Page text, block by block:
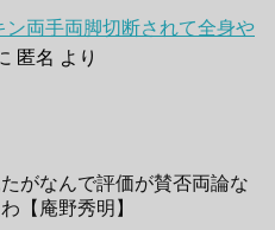
両手両脚切断されて全身や
匿名 より
がなんで評価が賛否両論な
【庵野秀明】